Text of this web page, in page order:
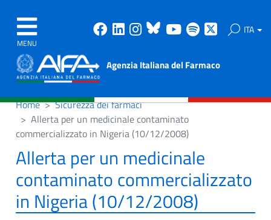
MENU
Facebook
Linkedin
Instagram
Bluesky
Youtube
Spotify ITA
Agenzia Italiana del Farmaco
Home
Sicurezza dei farmaci
Allerta per un medicinale contaminato
commercializzato in Nigeria (10/12/2008)
Allerta per un medicinale
contaminato commercializzato
in Nigeria (10/12/2008)